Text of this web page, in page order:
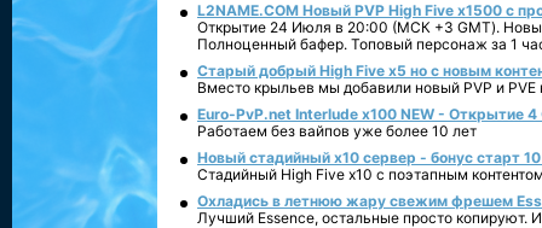
L2NAME.COM Новый PVP High Five x1500 с
Открытие 24 Июля в 20:00 (МСК +3 GMT).
Полноценный бафер. Топовый персонаж за 1
Старый добрый High Five x5 но с новым
Вместо крыльев мы добавили новый PVP и PVE
Euro-PvP.net Interlude х100 NEW - Открытие 4
Работаем без вайпов уже более 10 лет
Новый стадийный х10 сервер - бонус старт
Стадийный High Five x10 с поэтапным
Охладись в летнюю жару свежим фрешем
Лучший Essence, остальные просто копируют.